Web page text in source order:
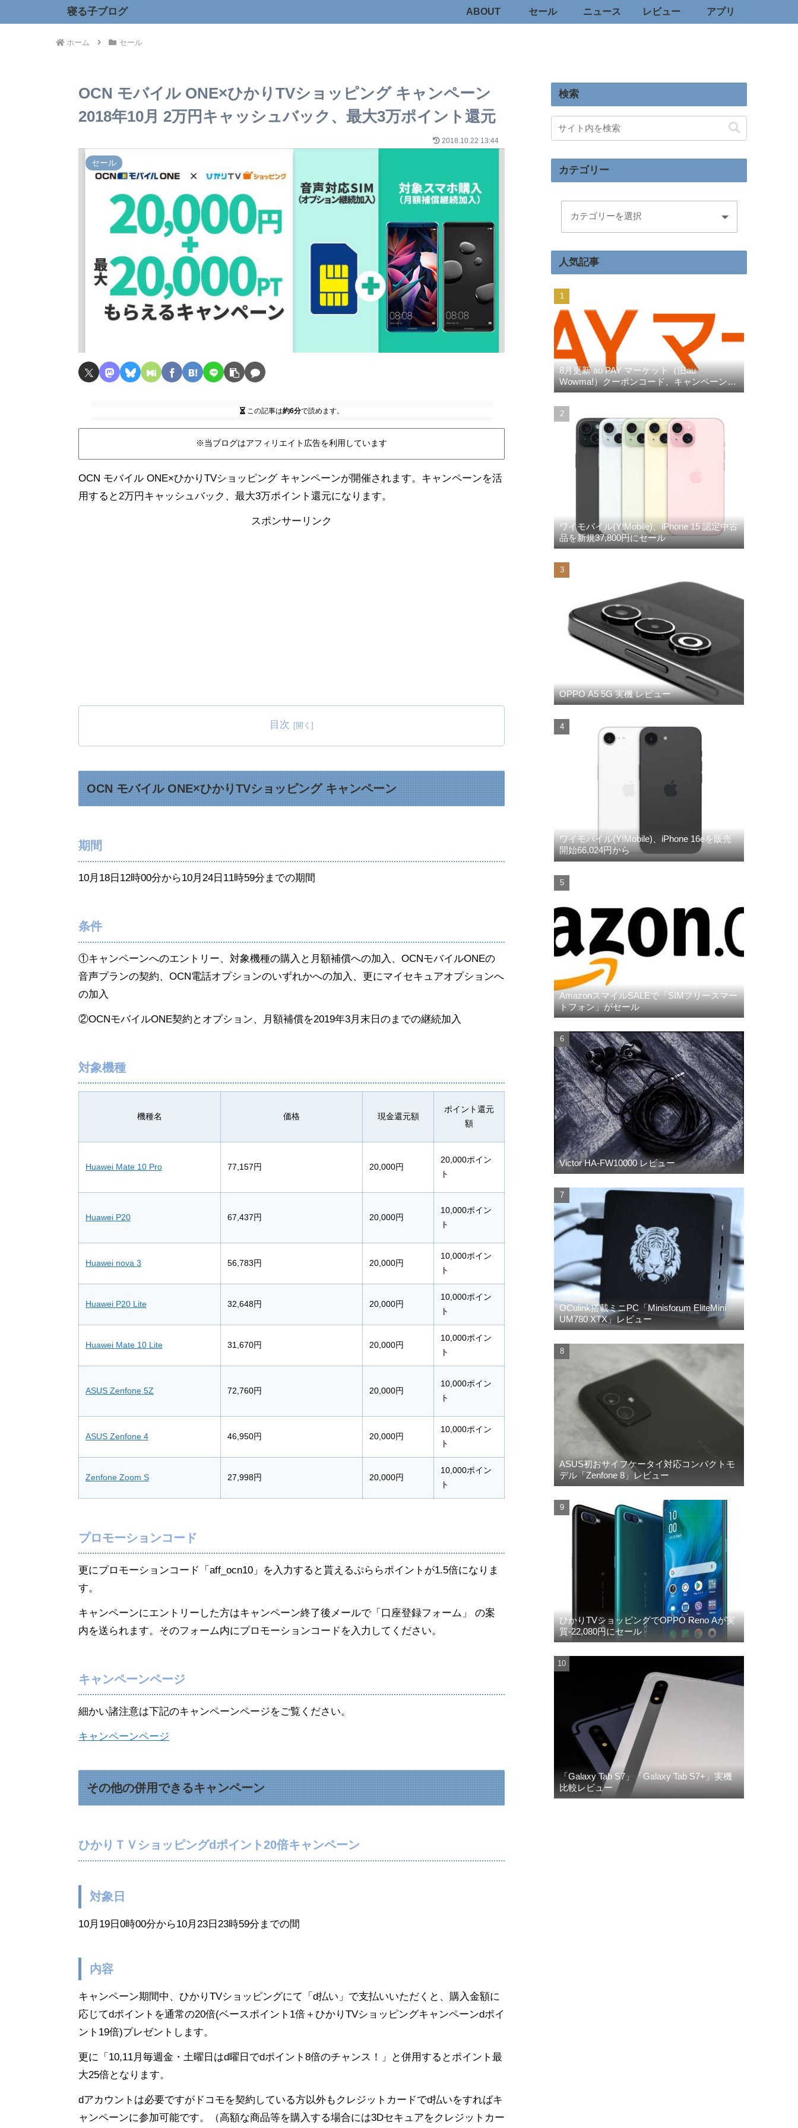
寝る子ブログ ABOUT セール ニュース レビュー アプリ
ホーム セール
OCN モバイル ONE×ひかりTVショッピング キャンペーン
2018年10月 2万円キャッシュバック、最大3万ポイント還元
2018.10.22 13:44
セール
この記事は約6分で読めます。
※当ブログはアフィリエイト広告を利用しています
OCN モバイル ONE×ひかりTVショッピング キャンペーンが開催されます。キャンペーンを活
用すると2万円キャッシュバック、最大3万ポイント還元になります。
スポンサーリンク
目次
OCN モバイル ONE×ひかりTVショッピング キャンペーン
期間
10月18日12時00分から10月24日11時59分までの期間
条件
①キャンペーンへのエントリー、対象機種の購入と月額補償への加入、OCNモバイルONEの
音声プランの契約、OCN電話オプションのいずれかへの加入、更にマイセキュアオプションへ
の加入
②OCNモバイルONE契約とオプション、月額補償を2019年3月末日のまでの継続加入
対象機種
機種名 価格 現金還元額
ポイント還元
額
Huawei Mate 10 Pro 77,157円 20,000円
20,000ポイン
ト
Huawei P20 67,437円 20,000円
10,000ポイン
ト
Huawei nova 3 56,783円 20,000円
10,000ポイン
ト
Huawei P20 Lite 32,648円 20,000円
10,000ポイン
ト
Huawei Mate 10 Lite 31,670円 20,000円
10,000ポイン
ト
ASUS Zenfone 5Z 72,760円 20,000円
10,000ポイン
ト
ASUS Zenfone 4 46,950円 20,000円
10,000ポイン
ト
Zenfone Zoom S 27,998円 20,000円
10,000ポイン
ト
プロモーションコード
更にプロモーションコード「aff_ocn10」を入力すると貰えるぷららポイントが1.5倍になりま
す。
キャンペーンにエントリーした方はキャンペーン終了後メールで「口座登録フォーム」 の案
内を送られます。そのフォーム内にプロモーションコードを入力してください。
キャンペーンページ
細かい諸注意は下記のキャンペーンページをご覧ください。
キャンペーンページ
その他の併用できるキャンペーン
ひかりＴＶショッピングdポイント20倍キャンペーン
対象日
10月19日0時00分から10月23日23時59分までの間
内容
キャンペーン期間中、ひかりTVショッピングにて「d払い」で支払いいただくと、購入金額に
応じてdポイントを通常の20倍(ベースポイント1倍＋ひかりTVショッピングキャンペーンdポイ
ント19倍)プレゼントします。
更に「10,11月毎週金・土曜日はd曜日でdポイント8倍のチャンス！」と併用するとポイント最
大25倍となります。
dアカウントは必要ですがドコモを契約している方以外もクレジットカードでd払いをすればキ
ャンペーンに参加可能です。（高額な商品等を購入する場合には3Dセキュアをクレジットカー
検索
カテゴリー
人気記事
8月更新 au PAY マーケット（旧au
Wowma!）クーポンコード、キャンペーン、
三太郎の日、ポイント超超祭りなど
ワイモバイル(Y!Mobile)、iPhone 15 認定中古
品を新規37,800円にセール
OPPO A5 5G 実機 レビュー
ワイモバイル(Y!Mobile)、iPhone 16eを販売
開始66,024円から
AmazonスマイルSALEで「SIMフリースマー
トフォン」がセール
Victor HA-FW10000 レビュー
OCulink搭載ミニPC「Minisforum EliteMini
UM780 XTX」レビュー
ASUS初おサイフケータイ対応コンパクトモ
デル「Zenfone 8」レビュー
ひかりTVショッピングでOPPO Reno Aが実
質-22,080円にセール
「Galaxy Tab S7」「Galaxy Tab S7+」実機
比較レビュー